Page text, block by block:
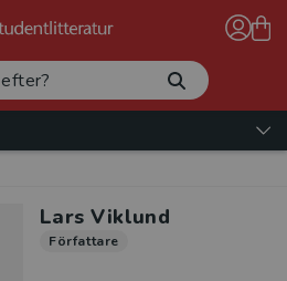
Lars Viklund
Författare